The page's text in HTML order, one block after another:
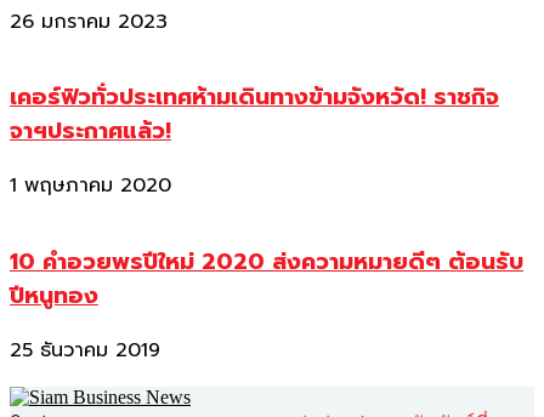
26 มกราคม 2023
เคอร์ฟิวทั่วประเทศห้ามเดินทางข้ามจังหวัด! ราชกิจ
จาฯประกาศแล้ว!
1 พฤษภาคม 2020
10 คำอวยพรปีใหม่ 2020 ส่งความหมายดีๆ ต้อนรับ
ปีหนูทอง
25 ธันวาคม 2019